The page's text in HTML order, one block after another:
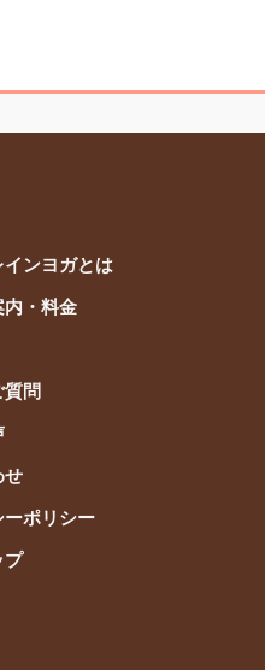
インヨガとは
内・料金
質問
せ
ーポリシー
プ